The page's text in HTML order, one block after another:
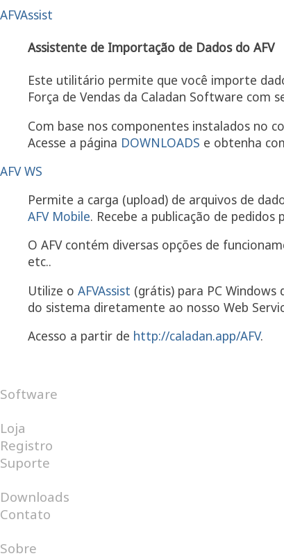
AFVAssist
Assistente de Importação de Dados do AFV
Este utilitário permite que você importe
Força de Vendas da Caladan Software com
Com base nos componentes instalados no
Acesse a página DOWNLOADS e obtenha
AFV WS
Permite a carga (upload) de arquivos de
AFV Mobile. Recebe a publicação de
O AFV contém diversas opções de
etc..
Utilize o AFVAssist (grátis) para PC Windows
do sistema diretamente ao nosso Web
Acesso a partir de http://caladan.app/AFV.
Software
Loja
Registro
Suporte
Downloads
Contato
Sobre